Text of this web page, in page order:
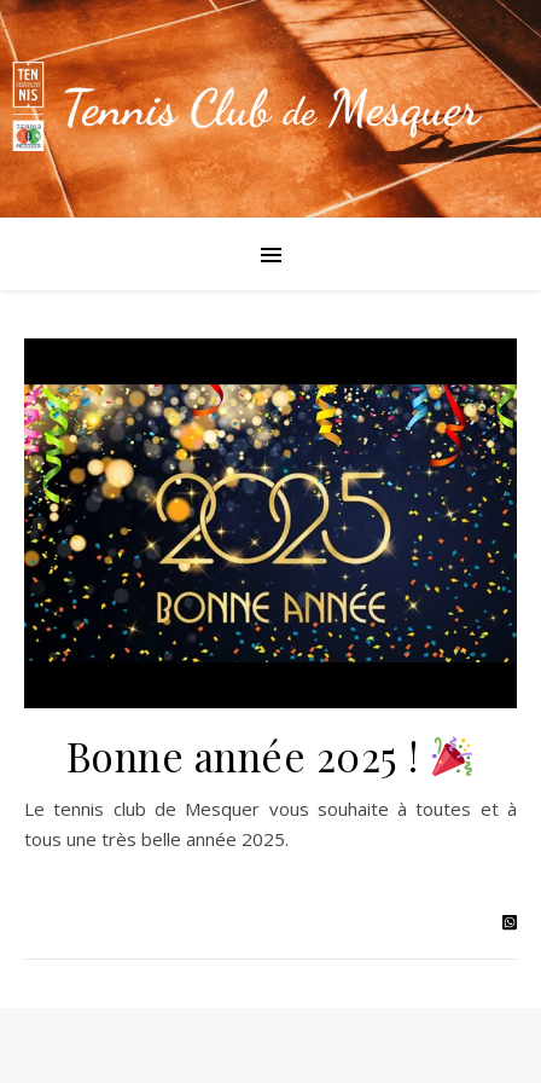
Bonne année 2025 !
Le tennis club de Mesquer vous souhaite à toutes et à
tous une très belle année 2025.